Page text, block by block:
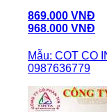
869.000 VNĐ
968.000 VNĐ
Mẫu: COT CO
0987636779